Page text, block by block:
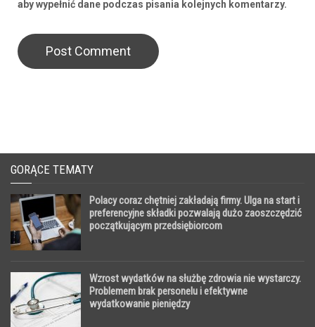
aby wypełnić dane podczas pisania kolejnych komentarzy.
GORĄCE TEMATY
Polacy coraz chętniej zakładają firmy. Ulga na start i
preferencyjne składki pozwalają dużo zaoszczędzić
początkującym przedsiębiorcom
Wzrost wydatków na służbę zdrowia nie wystarczy.
Problemem brak personelu i efektywne
wydatkowanie pieniędzy